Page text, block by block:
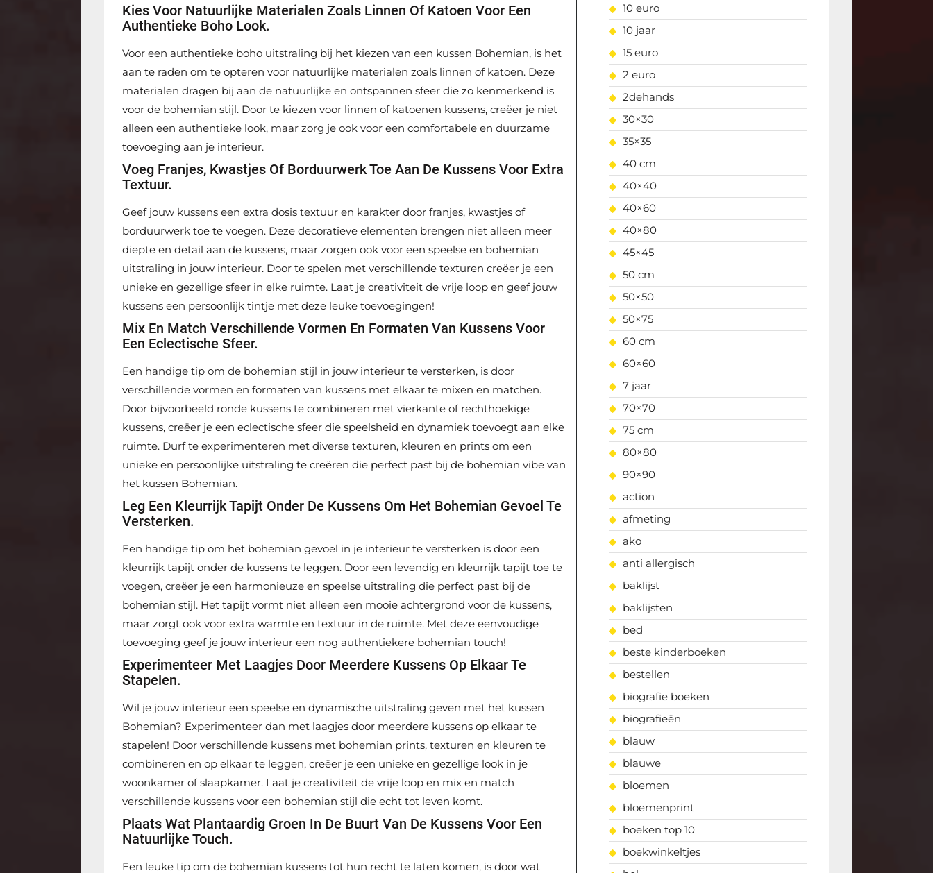
Kies Voor Natuurlijke Materialen Zoals Linnen Of Katoen Voor Een
Authentieke Boho Look.
Voor een authentieke boho uitstraling bij het kiezen van een kussen Bohemian, is het
aan te raden om te opteren voor natuurlijke materialen zoals linnen of katoen. Deze
materialen dragen bij aan de natuurlijke en ontspannen sfeer die zo kenmerkend is
voor de bohemian stijl. Door te kiezen voor linnen of katoenen kussens, creëer je niet
alleen een authentieke look, maar zorg je ook voor een comfortabele en duurzame
toevoeging aan je interieur.
Voeg Franjes, Kwastjes Of Borduurwerk Toe Aan De Kussens Voor Extra
Textuur.
Geef jouw kussens een extra dosis textuur en karakter door franjes, kwastjes of
borduurwerk toe te voegen. Deze decoratieve elementen brengen niet alleen meer
diepte en detail aan de kussens, maar zorgen ook voor een speelse en bohemian
uitstraling in jouw interieur. Door te spelen met verschillende texturen creëer je een
unieke en gezellige sfeer in elke ruimte. Laat je creativiteit de vrije loop en geef jouw
kussens een persoonlijk tintje met deze leuke toevoegingen!
Mix En Match Verschillende Vormen En Formaten Van Kussens Voor
Een Eclectische Sfeer.
Een handige tip om de bohemian stijl in jouw interieur te versterken, is door
verschillende vormen en formaten van kussens met elkaar te mixen en matchen.
Door bijvoorbeeld ronde kussens te combineren met vierkante of rechthoekige
kussens, creëer je een eclectische sfeer die speelsheid en dynamiek toevoegt aan elke
ruimte. Durf te experimenteren met diverse texturen, kleuren en prints om een
unieke en persoonlijke uitstraling te creëren die perfect past bij de bohemian vibe van
het kussen Bohemian.
Leg Een Kleurrijk Tapijt Onder De Kussens Om Het Bohemian Gevoel Te
Versterken.
Een handige tip om het bohemian gevoel in je interieur te versterken is door een
kleurrijk tapijt onder de kussens te leggen. Door een levendig en kleurrijk tapijt toe te
voegen, creëer je een harmonieuze en speelse uitstraling die perfect past bij de
bohemian stijl. Het tapijt vormt niet alleen een mooie achtergrond voor de kussens,
maar zorgt ook voor extra warmte en textuur in de ruimte. Met deze eenvoudige
toevoeging geef je jouw interieur een nog authentiekere bohemian touch!
Experimenteer Met Laagjes Door Meerdere Kussens Op Elkaar Te
Stapelen.
Wil je jouw interieur een speelse en dynamische uitstraling geven met het kussen
Bohemian? Experimenteer dan met laagjes door meerdere kussens op elkaar te
stapelen! Door verschillende kussens met bohemian prints, texturen en kleuren te
combineren en op elkaar te leggen, creëer je een unieke en gezellige look in je
woonkamer of slaapkamer. Laat je creativiteit de vrije loop en mix en match
verschillende kussens voor een bohemian stijl die echt tot leven komt.
Plaats Wat Plantaardig Groen In De Buurt Van De Kussens Voor Een
Natuurlijke Touch.
Een leuke tip om de bohemian kussens tot hun recht te laten komen, is door wat
10 euro
10 jaar
15 euro
2 euro
2dehands
30×30
35×35
40 cm
40×40
40×60
40×80
45×45
50 cm
50×50
50×75
60 cm
60×60
7 jaar
70×70
75 cm
80×80
90×90
action
afmeting
ako
anti allergisch
baklijst
baklijsten
bed
beste kinderboeken
bestellen
biografie boeken
biografieën
blauw
blauwe
bloemen
bloemenprint
boeken top 10
boekwinkeltjes